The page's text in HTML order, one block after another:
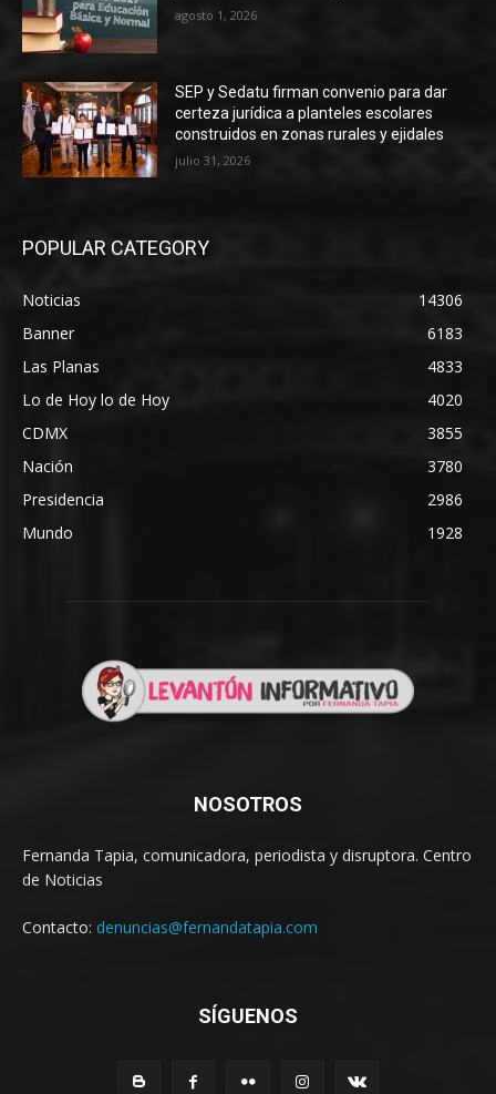
agosto 1, 2026
SEP y Sedatu firman convenio para dar
certeza jurídica a planteles escolares
construidos en zonas rurales y ejidales
julio 31, 2026
POPULAR CATEGORY
Noticias
14306
Banner
6183
Las Planas
4833
Lo de Hoy lo de Hoy
4020
CDMX
3855
Nación
3780
Presidencia
2986
Mundo
1928
NOSOTROS
Fernanda Tapia, comunicadora, periodista y disruptora. Centro
de Noticias
Contacto: denuncias@fernandatapia.com
SÍGUENOS